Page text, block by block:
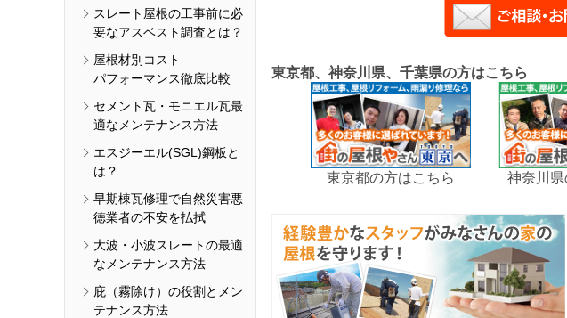
スレート屋根の工事前に必
要なアスベスト調査とは？
屋根材別コスト
パフォーマンス徹底比較
セメント瓦・モニエル瓦最
適なメンテナンス方法
エスジーエル(SGL)鋼板と
は？
早期棟瓦修理で自然災害悪
徳業者の不安を払拭
大波・小波スレートの最適
なメンテナンス方法
庇（霧除け）の役割とメン
テナンス方法
東京都、神奈川県、千葉県の方はこちら
東京都の方はこちら 神奈川